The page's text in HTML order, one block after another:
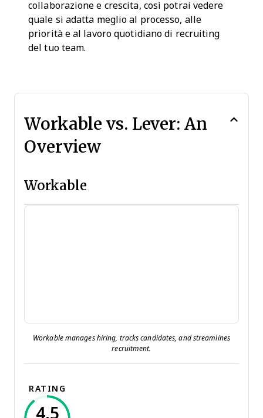
collaborazione e crescita, così potrai vedere
quale si adatta meglio al processo, alle
priorità e al lavoro quotidiano di recruiting
del tuo team.
Workable vs. Lever: An
Overview
Workable
Workable manages hiring, tracks candidates, and streamlines
recruitment.
RATING
4.5